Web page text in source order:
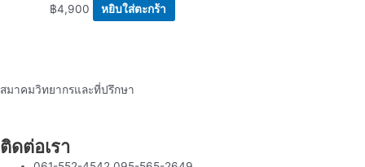
฿4,900 หยิบใส่ตะกร้า
สมาคมวิทยากรและที่ปรึกษา
ติดต่อเรา